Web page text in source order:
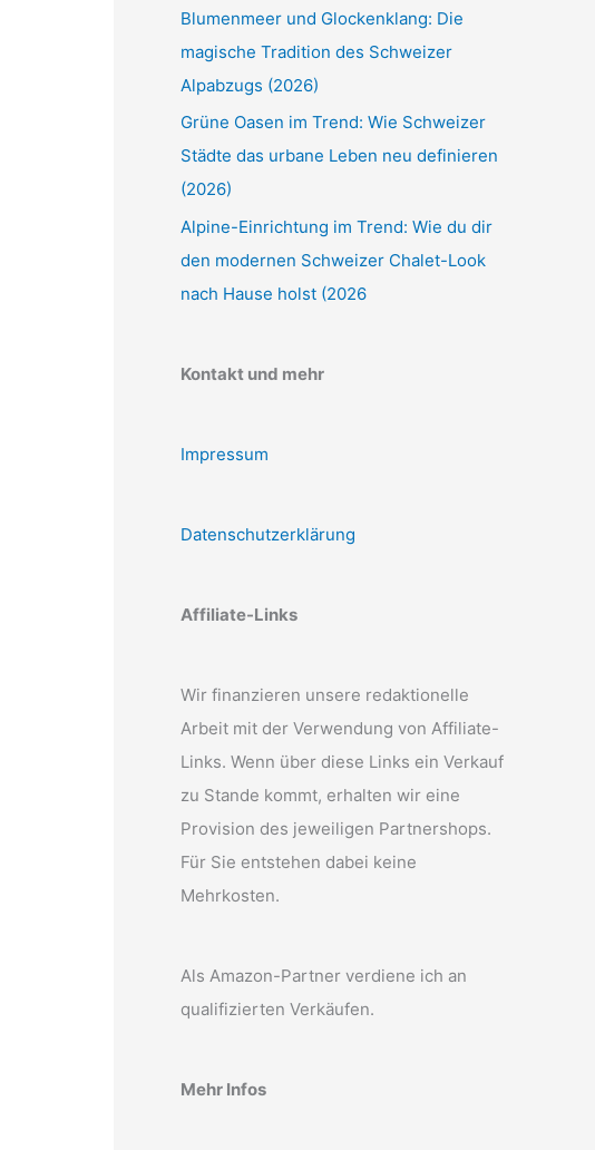
Blumenmeer und Glockenklang: Die
magische Tradition des Schweizer
Alpabzugs (2026)
Grüne Oasen im Trend: Wie Schweizer
Städte das urbane Leben neu definieren
(2026)
Alpine-Einrichtung im Trend: Wie du dir
den modernen Schweizer Chalet-Look
nach Hause holst (2026
Kontakt und mehr
Impressum
Datenschutzerklärung
Affiliate-Links
Wir finanzieren unsere redaktionelle
Arbeit mit der Verwendung von Affiliate-
Links. Wenn über diese Links ein Verkauf
zu Stande kommt, erhalten wir eine
Provision des jeweiligen Partnershops.
Für Sie entstehen dabei keine
Mehrkosten.
Als Amazon-Partner verdiene ich an
qualifizierten Verkäufen.
Mehr Infos